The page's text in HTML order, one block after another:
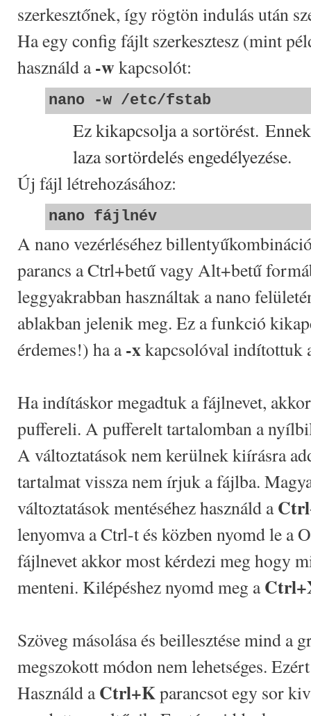
szerkesztőnek, így rögtön indulás után
Ha egy config fájlt szerkesztesz (mint
használd a-wkapcsolót:
nano -w /etc/fstab
Ez kikapcsolja a sortörést.
laza sortördelés engedélyezése.
Új fájl létrehozásához:
nano fájlnév
A nano vezérléséhez
parancs a Ctrl+betű vagy Alt+betű
leggyakrabban használtak a nano
ablakban jelenik meg. Ez a funkció
érdemes!) ha a-xkapcsolóval indítottuk
Ha indításkor megadtuk a fájlnevet,
puffereli. A pufferelt tartalomban a
A változtatások nem kerülnek kiírásra
tartalmat vissza nem írjuk a fájlba.
változtatások mentéséhez használd a
lenyomva a Ctrl-t és közben nyomd le a
fájlnevet akkor most kérdezi meg hogy
menteni. Kilépéshez nyomd meg a
Szöveg másolása és beillesztése mind a
megszokott módon nem lehetséges.
Használd aCtrl+Kparancsot egy sor